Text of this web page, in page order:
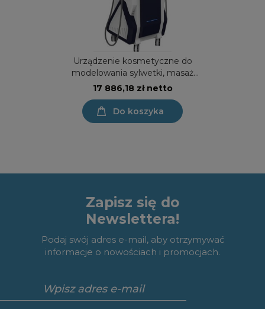
Urządzenie kosmetyczne do
modelowania sylwetki, masaż
mikrowibracyjny - masaż rolkowy -
ROLL
17 886,18 zł netto
Do koszyka
Zapisz się do
Newslettera!
Podaj swój adres e-mail, aby otrzymywać
informacje o nowościach i promocjach.